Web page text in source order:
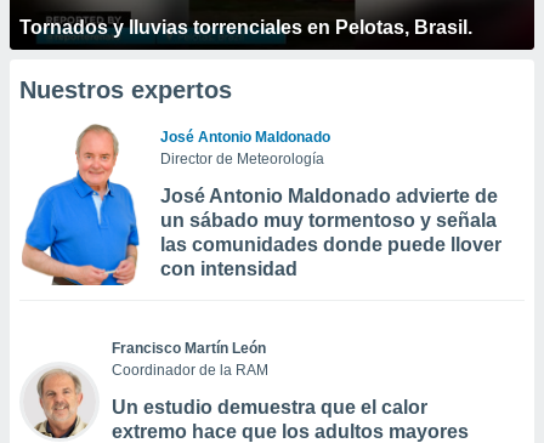
Tornados y lluvias torrenciales en Pelotas, Brasil.
Nuestros expertos
José Antonio Maldonado
Director de Meteorología
José Antonio Maldonado advierte de
un sábado muy tormentoso y señala
las comunidades donde puede llover
con intensidad
Francisco Martín León
Coordinador de la RAM
Un estudio demuestra que el calor
extremo hace que los adultos mayores